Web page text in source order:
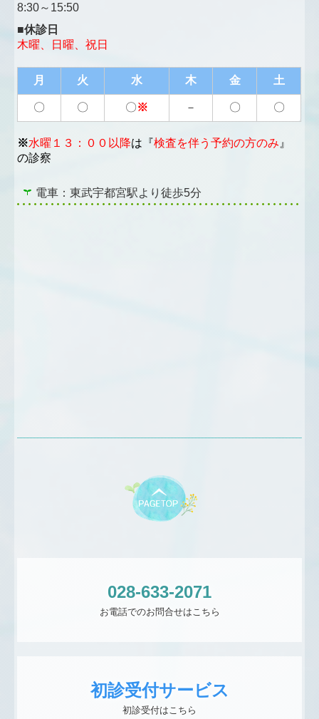
8:30～15:50
■休診日
木曜、日曜、祝日
月 火 水 木 金 土
〇 〇 〇※ － 〇 〇
※水曜１３：００以降は『検査を伴う予約の方のみ 』
の診察
電車：東武宇都宮駅より徒歩5分
028-633-2071
お電話でのお問合せはこちら
初診受付サービス
初診受付はこちら